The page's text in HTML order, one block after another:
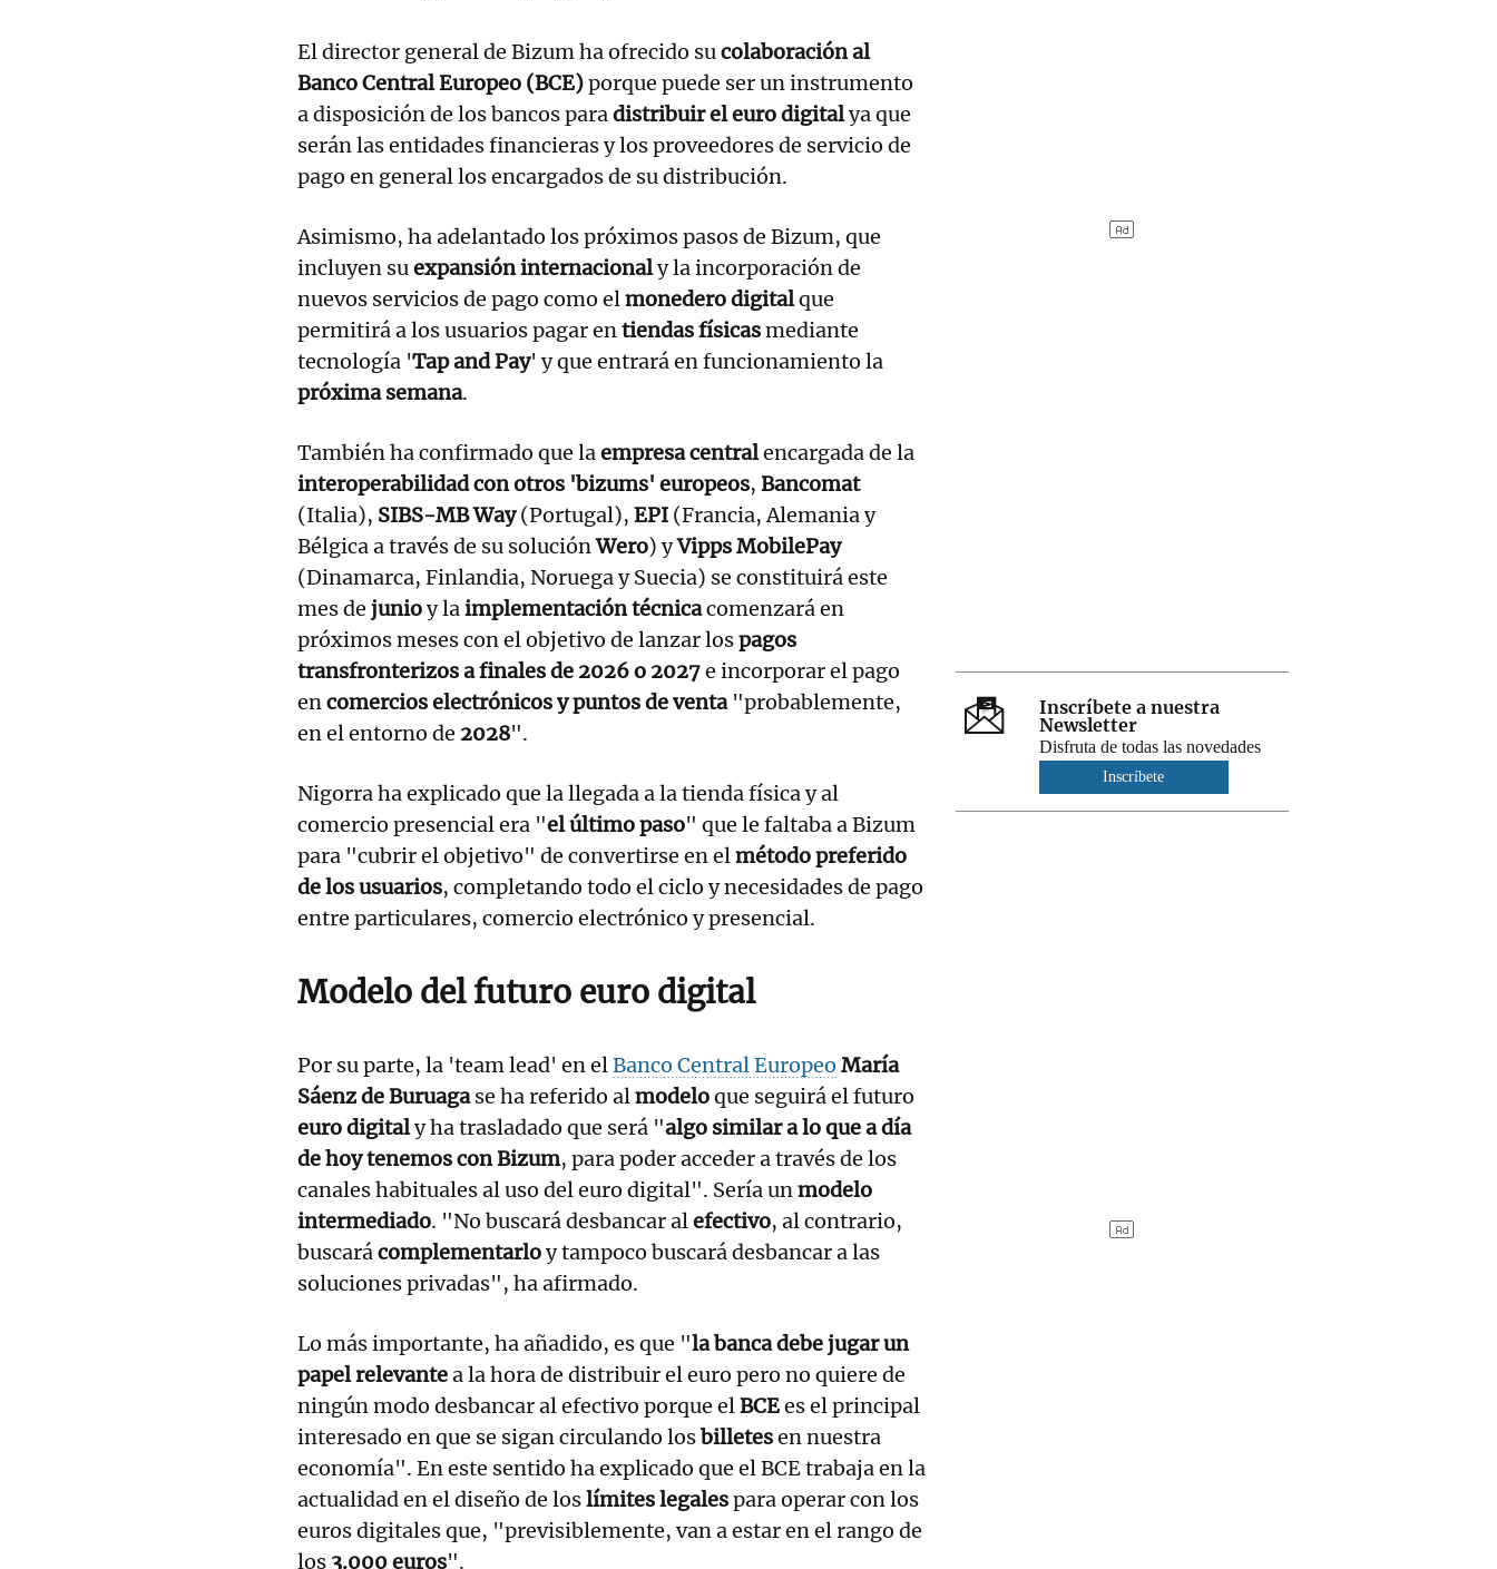
El director general de Bizum ha ofrecido sucolaboración al
Banco Central Europeo (BCE)porque puede ser un instrumento
a disposición de los bancos paradistribuir el euro digitalya que
serán las entidades financieras y los proveedores de servicio de
pago en general los encargados de su distribución.
Asimismo, ha adelantado los próximos pasos de Bizum, que
incluyen suexpansión internacionaly la incorporación de
nuevos servicios de pago como elmonedero digitalque
permitirá a los usuarios pagar entiendas físicasmediante
tecnología 'Tap and Pay' y que entrará en funcionamiento la
próxima semana.
También ha confirmado que laempresa centralencargada de la
interoperabilidad con otros 'bizums' europeos, Bancomat
(Italia), SIBS-MB Way(Portugal), EPI (Francia, Alemania y
Bélgica a través de su soluciónWero) yVipps MobilePay
(Dinamarca, Finlandia, Noruega y Suecia) se constituirá este
mes de junioy laimplementación técnicacomenzará en
próximos meses con el objetivo de lanzar lospagos
transfronterizos a finales de 2026 o 2027e incorporar el pago
encomercios electrónicos y puntos de venta"probablemente,
en el entorno de 2028".
Nigorra ha explicado que la llegada a la tienda física y al
comercio presencial era "el último paso" que le faltaba a Bizum
para "cubrir el objetivo" de convertirse en elmétodo preferido
de los usuarios, completando todo el ciclo y necesidades de pago
entre particulares, comercio electrónico y presencial.
Modelo del futuro euro digital
Por su parte, la 'team lead' en elBanco Central Europeo María
Sáenz de Buruagase ha referido almodeloque seguirá el futuro
euro digitaly ha trasladado que será "algo similar a lo que a día
de hoy tenemos con Bizum, para poder acceder a través de los
canales habituales al uso del euro digital". Sería unmodelo
intermediado. "No buscará desbancar alefectivo, al contrario,
buscarácomplementarloy tampoco buscará desbancar a las
soluciones privadas", ha afirmado.
Lo más importante, ha añadido, es que "la banca debe jugar un
papel relevantea la hora de distribuir el euro pero no quiere de
ningún modo desbancar al efectivo porque elBCEes el principal
interesado en que se sigan circulando losbilletesen nuestra
economía". En este sentido ha explicado que el BCE trabaja en la
actualidad en el diseño de loslímites legalespara operar con los
euros digitales que, "previsiblemente, van a estar en el rango de
los 3.000 euros".
Inscríbete a nuestra
Newsletter
Disfruta de todas las novedades
Inscríbete